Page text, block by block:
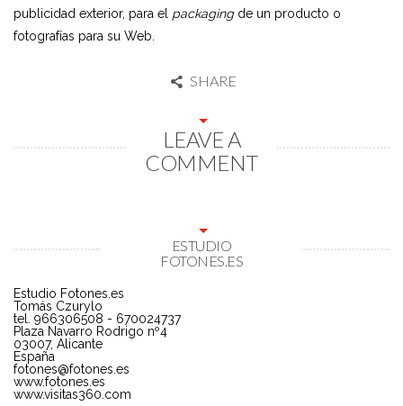
publicidad exterior, para el packagingde un producto o
fotografías para su Web.
SHARE
LEAVE A
COMMENT
ESTUDIO
FOTONES.ES
Estudio Fotones.es
Tomás Czurylo
tel. 966306508 - 670024737
Plaza Navarro Rodrigo nº4
03007, Alicante
España
fotones@fotones.es
www.fotones.es
www.visitas360.com